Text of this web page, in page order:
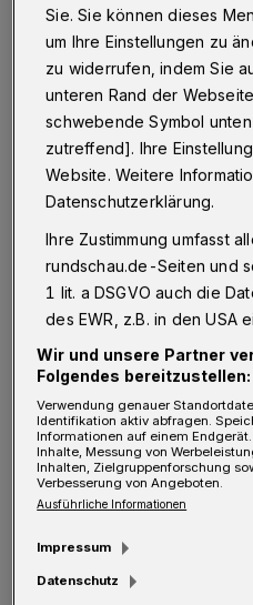
Die sportliche Zukunft des WSV
Foto: Dirk Freund
Von Jörn Koldehoff
W eiterhin – und
offiziellen Zahlen von
Aber der Einschnitt
nachdem
(85) den Verein zwar
(im nicht geringen
unterstützt, aber eben
angekündigt nicht
bisher.
Sie. Sie können dieses
um Ihre Einstellungen zu
zu widerrufen, indem Sie
unteren Rand der
schwebende Symbol
zutreffend]. Ihre
Website. Weitere
Datenschutzerklärung.
Ihre Zustimmung umfasst
rundschau.de-Seiten und
1 lit. a DSGVO auch die
des EWR, z.B. in den USA
Wir und unsere Partner
Folgendes bereitzustellen:
Verwendung genauer
Identifikation aktiv abfragen.
Informationen auf einem
Inhalte, Messung von
Inhalten, Zielgruppenforschung
Verbesserung von Angeboten.
Ausführliche Informationen
Impressum
Datenschutz